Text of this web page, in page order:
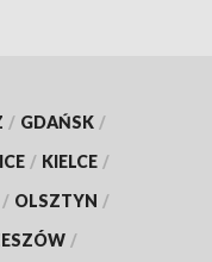
/ GDAŃSK /
/ KIELCE /
/ OLSZTYN /
/